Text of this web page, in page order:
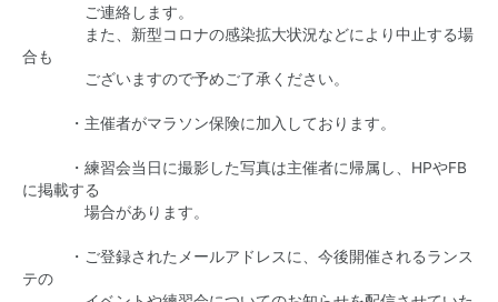
ご連絡します。
また、新型コロナの感染拡大状況などにより中止する場
合も
ございますので予めご了承ください。
・主催者がマラソン保険に加入しております。
・練習会当日に撮影した写真は主催者に帰属し、HPやFB
に掲載する
場合があります。
・ご登録されたメールアドレスに、今後開催されるランス
テの